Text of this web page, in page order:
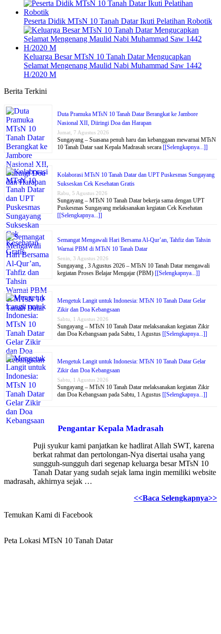
Peserta Didik MTsN 10 Tanah Datar Ikuti Pelatihan Robotik
Keluarga Besar MTsN 10 Tanah Datar Mengucapkan
Selamat Mengenang Maulid Nabi Muhammad Saw 1442
H/2020 M
Berita Terkini
Duta Pramuka MTsN 10 Tanah Datar Berangkat ke Jambore
Nasional XII, Diiringi Doa dan Harapan
Jumat, 7 Agustus 2026
Sungayang – Suasana penuh haru dan kebanggaan mewarnai MTsN
10 Tanah Datar saat Kepala Madrasah secara [[Selengkapnya...]]
Kolaborasi MTsN 10 Tanah Datar dan UPT Puskesmas Sungayang
Sukseskan Cek Kesehatan Gratis
Rabu, 5 Agustus 2026
Sungayang – MTsN 10 Tanah Datar bekerja sama dengan UPT
Puskesmas Sungayang melaksanakan kegiatan Cek Kesehatan
[[Selengkapnya...]]
Semangat Mengawali Hari Bersama Al-Qur’an, Tahfiz dan Tahsin
Warnai PBM di MTsN 10 Tanah Datar
Senin, 3 Agustus 2026
Sungayang , 3 Agustus 2026 – MTsN 10 Tanah Datar mengawali
kegiatan Proses Belajar Mengajar (PBM) [[Selengkapnya...]]
Mengetuk Langit untuk Indonesia: MTsN 10 Tanah Datar Gelar
Zikir dan Doa Kebangsaan
Sabtu, 1 Agustus 2026
Sungayang – MTsN 10 Tanah Datar melaksanakan kegiatan Zikir
dan Doa Kebangsaan pada Sabtu, 1 Agustus [[Selengkapnya...]]
Mengetuk Langit untuk Indonesia: MTsN 10 Tanah Datar Gelar
Zikir dan Doa Kebangsaan
Sabtu, 1 Agustus 2026
Sungayang – MTsN 10 Tanah Datar melaksanakan kegiatan Zikir
dan Doa Kebangsaan pada Sabtu, 1 Agustus [[Selengkapnya...]]
Pengantar Kepala Madrasah
Puji syukur kami panjatkan ke hadlirat Allah SWT, karena
berkat rahmat dan pertolongan-Nya disertai usaha yang
sungguh-sungguh dari segenap keluarga besar MTsN 10
Tanah Datar yang sudah sejak lama ingin memiliki website
madrasah, akhirnya sejak …
<<Baca Selengkapnya>>
Temukan Kami di Facebook
Peta Lokasi MTsN 10 Tanah Datar